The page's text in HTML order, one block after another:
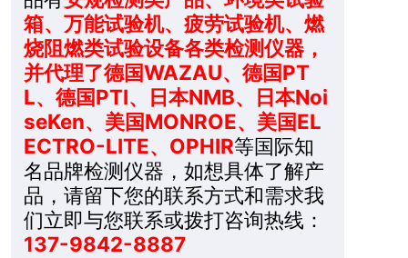
箱、万能试验机、疲劳试验机、燃
烧阻燃类试验设备各类检测仪器，
并代理了德国WAZAU、德国PT
L、德国PTI、日本NMB、日本Noi
seKen、美国MONROE、美国EL
ECTRO-LITE、OPHIR等国际知
名品牌检测仪器，如想具体了解产
品，请留下您的联系方式和需求我
们立即与您联系或拨打咨询热线：
137-9842-8887